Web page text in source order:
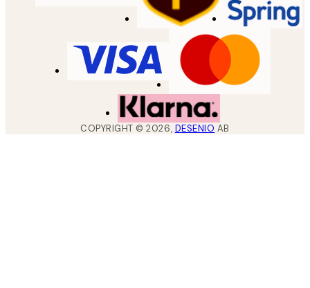
COPYRIGHT ©2026, DESENIO AB